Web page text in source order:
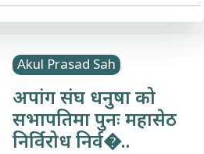
Akul Prasad Sah
अपांग संघ धनुषा को
सभापतिमा पुनः महासेठ
निर्विरोध निर्व�..